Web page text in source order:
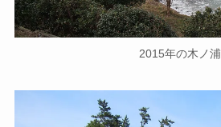
2015年の木ノ浦